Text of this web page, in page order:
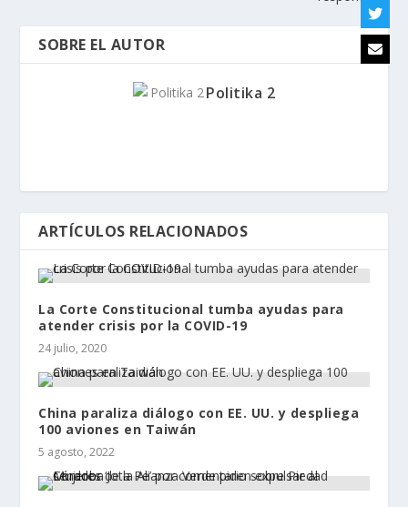
SOBRE EL AUTOR
Politika 2
ARTÍCULOS RELACIONADOS
La Corte Constitucional tumba ayudas para
atender crisis por la COVID-19
24 julio, 2020
China paraliza diálogo con EE. UU. y despliega
100 aviones en Taiwán
5 agosto, 2022